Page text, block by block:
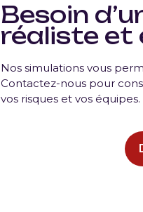
Besoin
réaliste et
Nos simulations vous
Contactez-nous pour
vos risques et vos équipes.